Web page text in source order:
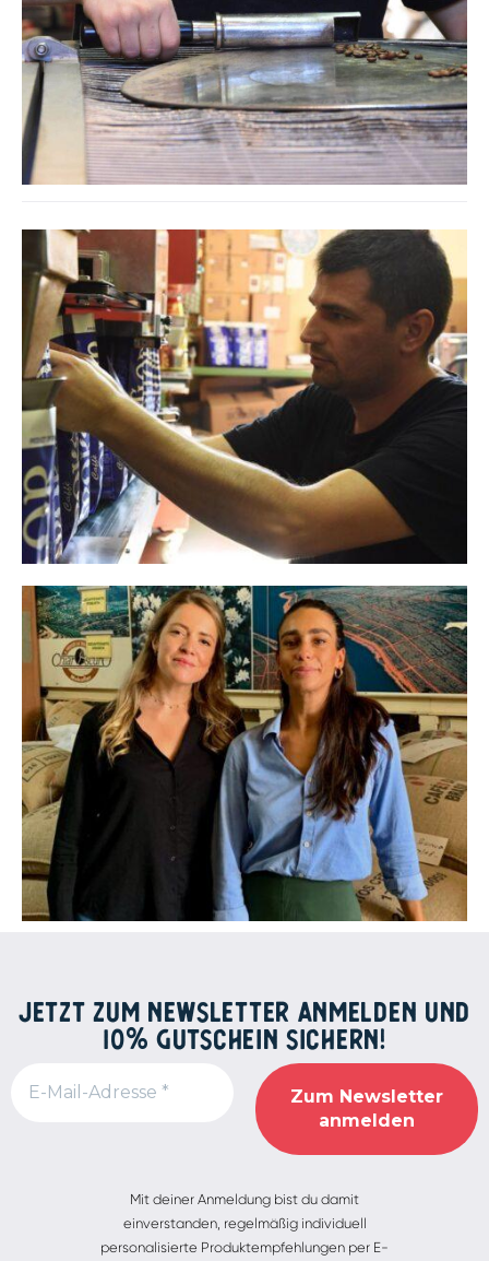
JETZT ZUM NEWSLETTER ANMELDEN UND
10% GUTSCHEIN SICHERN!
Mit deiner Anmeldung bist du damit
einverstanden, regelmäßig individuell
personalisierte Produktempfehlungen per E-